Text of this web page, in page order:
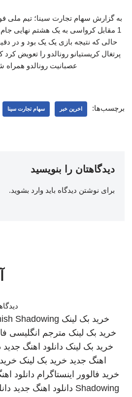
پرتغال کریستیانو رونالدو را تعویض
عصبانیت رونالدو همراه شد.
برچسب‌ها: اخرین خبر سهام تجارت سینا
دیدگاهتان را بنویسید
برای نوشتن دیدگاه باید وارد بشوید.
خرید بک لینک Shadowing
خرید بک لینک مترجم انگلیسی
خرید بک لینک دانلود اهنگ جدید
اهنگ جدید خرید بک لینک
خرید فالوور اینستاگرام دانلود
Shadowing دانلود اهنگ جدید